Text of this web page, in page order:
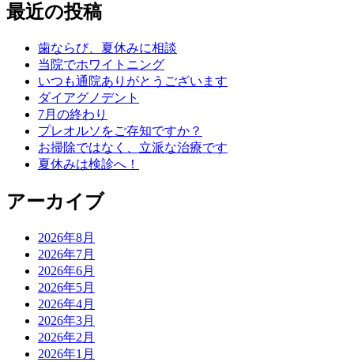
最近の投稿
歯ならび、夏休みに相談
当院でホワイトニング
いつも通院ありがとうございます
ダイアグノデント
7月の終わり
プレオルソをご存知ですか？
お掃除ではなく、立派な治療です
夏休みは検診へ！
アーカイブ
2026年8月
2026年7月
2026年6月
2026年5月
2026年4月
2026年3月
2026年2月
2026年1月